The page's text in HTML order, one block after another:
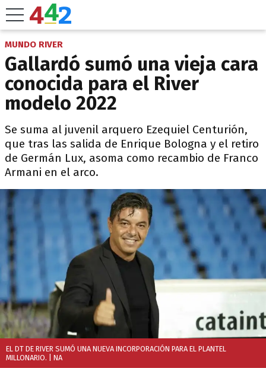
MUNDO RIVER
Gallardó sumó una vieja cara
conocida para el River
modelo 2022
Se suma al juvenil arquero Ezequiel Centurión,
que tras las salida de Enrique Bologna y el retiro
de Germán Lux, asoma como recambio de Franco
Armani en el arco.
EL DT DE RIVER SUMÓ UNA NUEVA INCORPORACIÓN PARA EL PLANTEL
MILLONARIO. | NA